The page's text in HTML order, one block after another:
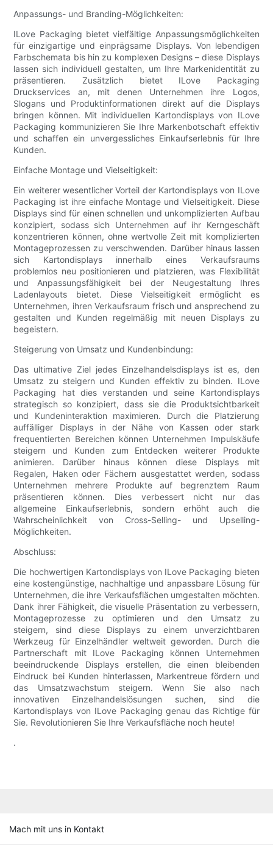
Anpassungs- und Branding-Möglichkeiten:
ILove Packaging bietet vielfältige Anpassungsmöglichkeiten
für einzigartige und einprägsame Displays. Von lebendigen
Farbschemata bis hin zu komplexen Designs – diese Displays
lassen sich individuell gestalten, um Ihre Markenidentität zu
präsentieren. Zusätzlich bietet ILove Packaging
Druckservices an, mit denen Unternehmen ihre Logos,
Slogans und Produktinformationen direkt auf die Displays
bringen können. Mit individuellen Kartondisplays von ILove
Packaging kommunizieren Sie Ihre Markenbotschaft effektiv
und schaffen ein unvergessliches Einkaufserlebnis für Ihre
Kunden.
Einfache Montage und Vielseitigkeit:
Ein weiterer wesentlicher Vorteil der Kartondisplays von ILove
Packaging ist ihre einfache Montage und Vielseitigkeit. Diese
Displays sind für einen schnellen und unkomplizierten Aufbau
konzipiert, sodass sich Unternehmen auf ihr Kerngeschäft
konzentrieren können, ohne wertvolle Zeit mit komplizierten
Montageprozessen zu verschwenden. Darüber hinaus lassen
sich Kartondisplays innerhalb eines Verkaufsraums
problemlos neu positionieren und platzieren, was Flexibilität
und Anpassungsfähigkeit bei der Neugestaltung Ihres
Ladenlayouts bietet. Diese Vielseitigkeit ermöglicht es
Unternehmen, ihren Verkaufsraum frisch und ansprechend zu
gestalten und Kunden regelmäßig mit neuen Displays zu
begeistern.
Steigerung von Umsatz und Kundenbindung:
Das ultimative Ziel jedes Einzelhandelsdisplays ist es, den
Umsatz zu steigern und Kunden effektiv zu binden. ILove
Packaging hat dies verstanden und seine Kartondisplays
strategisch so konzipiert, dass sie die Produktsichtbarkeit
und Kundeninteraktion maximieren. Durch die Platzierung
auffälliger Displays in der Nähe von Kassen oder stark
frequentierten Bereichen können Unternehmen Impulskäufe
steigern und Kunden zum Entdecken weiterer Produkte
animieren. Darüber hinaus können diese Displays mit
Regalen, Haken oder Fächern ausgestattet werden, sodass
Unternehmen mehrere Produkte auf begrenztem Raum
präsentieren können. Dies verbessert nicht nur das
allgemeine Einkaufserlebnis, sondern erhöht auch die
Wahrscheinlichkeit von Cross-Selling- und Upselling-
Möglichkeiten.
Abschluss:
Die hochwertigen Kartondisplays von ILove Packaging bieten
eine kostengünstige, nachhaltige und anpassbare Lösung für
Unternehmen, die ihre Verkaufsflächen umgestalten möchten.
Dank ihrer Fähigkeit, die visuelle Präsentation zu verbessern,
Montageprozesse zu optimieren und den Umsatz zu
steigern, sind diese Displays zu einem unverzichtbaren
Werkzeug für Einzelhändler weltweit geworden. Durch die
Partnerschaft mit ILove Packaging können Unternehmen
beeindruckende Displays erstellen, die einen bleibenden
Eindruck bei Kunden hinterlassen, Markentreue fördern und
das Umsatzwachstum steigern. Wenn Sie also nach
innovativen Einzelhandelslösungen suchen, sind die
Kartondisplays von ILove Packaging genau das Richtige für
Sie. Revolutionieren Sie Ihre Verkaufsfläche noch heute!
.
Mach mit uns in Kontakt